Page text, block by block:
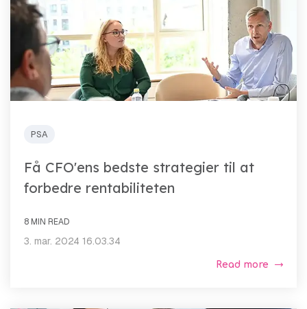
PSA
Få CFO'ens bedste strategier til at
forbedre rentabiliteten
8 MIN READ
3. mar. 2024 16.03.34
Read more